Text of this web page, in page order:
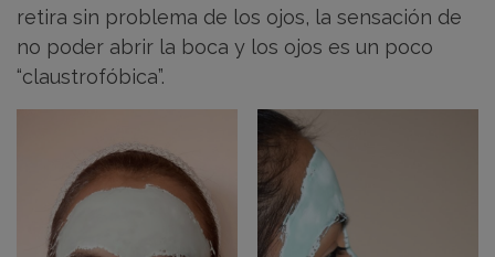
retira sin problema de los ojos, la sensación de
no poder abrir la boca y los ojos es un poco
“claustrofóbica”.